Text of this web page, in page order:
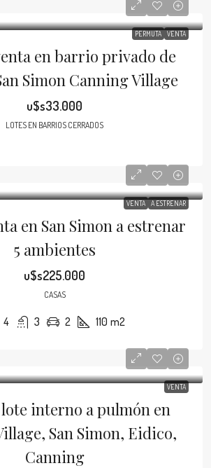
PERMUTA VENTA
en barrio privado de
Simon Canning Village
u$s33.000
LOTES EN BARRIOS CERRADOS
VENTA A ESTRENAR
en San Simon a estrenar
5 ambientes
u$s225.000
CASAS
4 3 2 110 m2
VENTA
lote interno a pulmón en
San Simon, Eidico,
Canning